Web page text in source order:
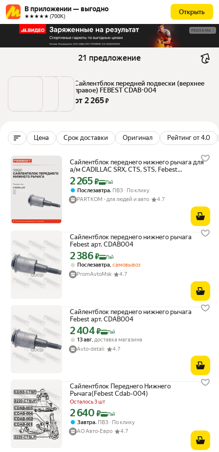
В приложении — выгодно
★★★★★ (700К)
Открыть
РЕКЛАМА
21 предложение
Сайлентблок передней подвески (верхнее
правое) FEBEST CDAB-004
от 2 265 ₽
Цена Срок доставки Оригинал Рейтинг от 4.0
Сайлентблок переднего нижнего рычага для
а/м CADILLAC SRX, CTS, STS, Febest
CDAB004
Цена с картой Яндекс Пэй 2265 ₽ вместо
2 265₽ Пэй
Послезавтра, ПВЗ
По клику
PARTKOM - для людей и авто
4.7
Сайлентблок переднего нижнего рычага
Febest арт. CDAB004
Цена с картой Яндекс Пэй 2386 ₽ вместо
2 386₽ Пэй
Послезавтра, самовывоз
PromAvtoMsk
4.7
Сайлентблок переднего нижнего рычага
Febest арт. CDAB004
Цена с картой Яндекс Пэй 2404 ₽ вместо
2 404₽ Пэй
13 авг доставка магазина
Avto-detali
4.7
Сайлентблок Переднего Нижнего
Рычага(Febest Cdab-004)
Осталось 3 шт
Цена с картой Яндекс Пэй 2640 ₽ вместо
2 640 ₽ Пэй
Завтра, ПВЗ
По клику
АО Авто-Евро
4.7